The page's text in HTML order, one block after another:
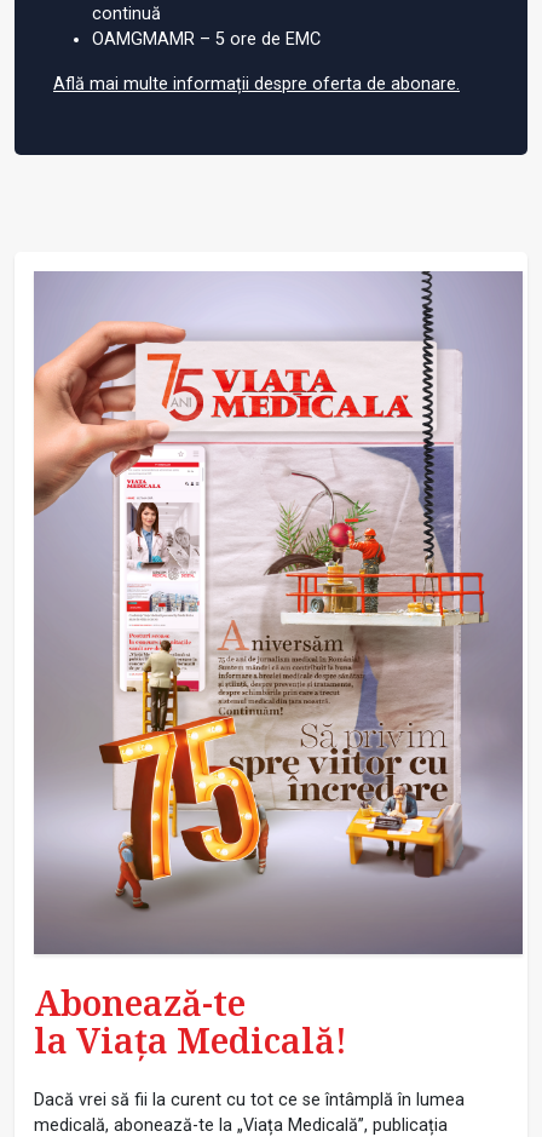
continuă
OAMGMAMR – 5 ore de EMC
Află mai multe informații despre oferta de abonare.
Abonează-te
la Viața Medicală!
Dacă vrei să fii la curent cu tot ce se întâmplă în lumea
medicală, abonează-te la „Viața Medicală”, publicația